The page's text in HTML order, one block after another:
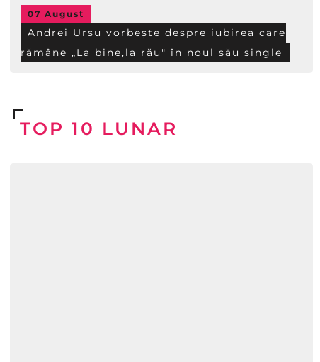
07 August
Andrei Ursu vorbește despre iubirea care
rămâne „La bine,la rău" în noul său single
TOP 10 LUNAR